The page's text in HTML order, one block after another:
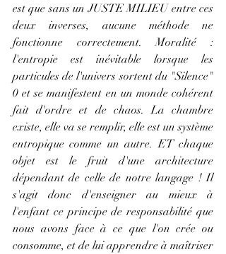
est que sans un JUSTE MILIEU entre ces
deux inverses, aucune méthode ne
fonctionne correctement. Moralité :
l'entropie est inévitable lorsque les
particules de l'univers sortent du "Silence"
0 et se manifestent en un monde cohérent
fait d'ordre et de chaos. La chambre
existe, elle va se remplir, elle est un système
entropique comme un autre. ET chaque
objet est le fruit d'une architecture
dépendant de celle de notre langage ! Il
s'agit donc d'enseigner au mieux à
l'enfant ce principe de responsabilité que
nous avons face à ce que l'on crée ou
consomme, et de lui apprendre à maîtriser